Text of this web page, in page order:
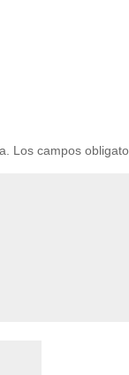
Los campos